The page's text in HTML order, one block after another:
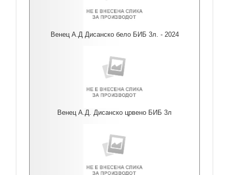
Венец А.Д Дисанско бело БИБ 3л. - 2024
Венец А.Д. Дисанско црвено БИБ 3л